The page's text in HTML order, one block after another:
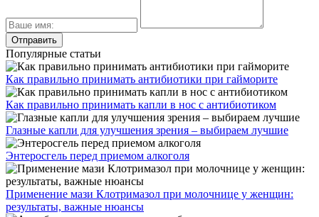
Популярные статьи
Как правильно принимать антибиотики при гайморите
Как правильно принимать капли в нос с антибиотиком
Глазные капли для улучшения зрения – выбираем лучшие
Энтеросгель перед приемом алкоголя
Применение мази Клотримазол при молочнице у женщин:
результаты, важные нюансы